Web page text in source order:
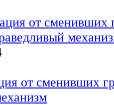
от сменивших